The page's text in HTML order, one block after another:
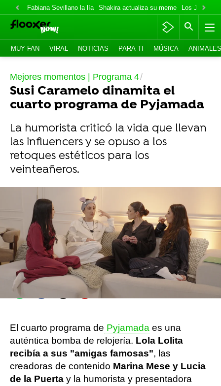
Fabiana Sevillano la lía Shakira actualiza su meme Los Jonas
MUY FAN VIRAL NOTICIAS PARA TI MÚSICA ANIMALES
Mejores momentos | Programa 4
Susi Caramelo dinamita el
cuarto programa de Pyjamada
La humorista criticó la vida que llevan
las influencers y se opuso a los
retoques estéticos para los
veinteañeros.
Flooxer Now
Publicado:22 de mayo de 2026, 13:32
WhatsappFacebook Flipboard
El cuarto programa de Pyjamada es una
auténtica bomba de relojería. Lola Lolita
recibía a sus "amigas famosas", las
creadoras de contenido Marina Mese y Lucia
de la Puerta y la humorista y presentadora